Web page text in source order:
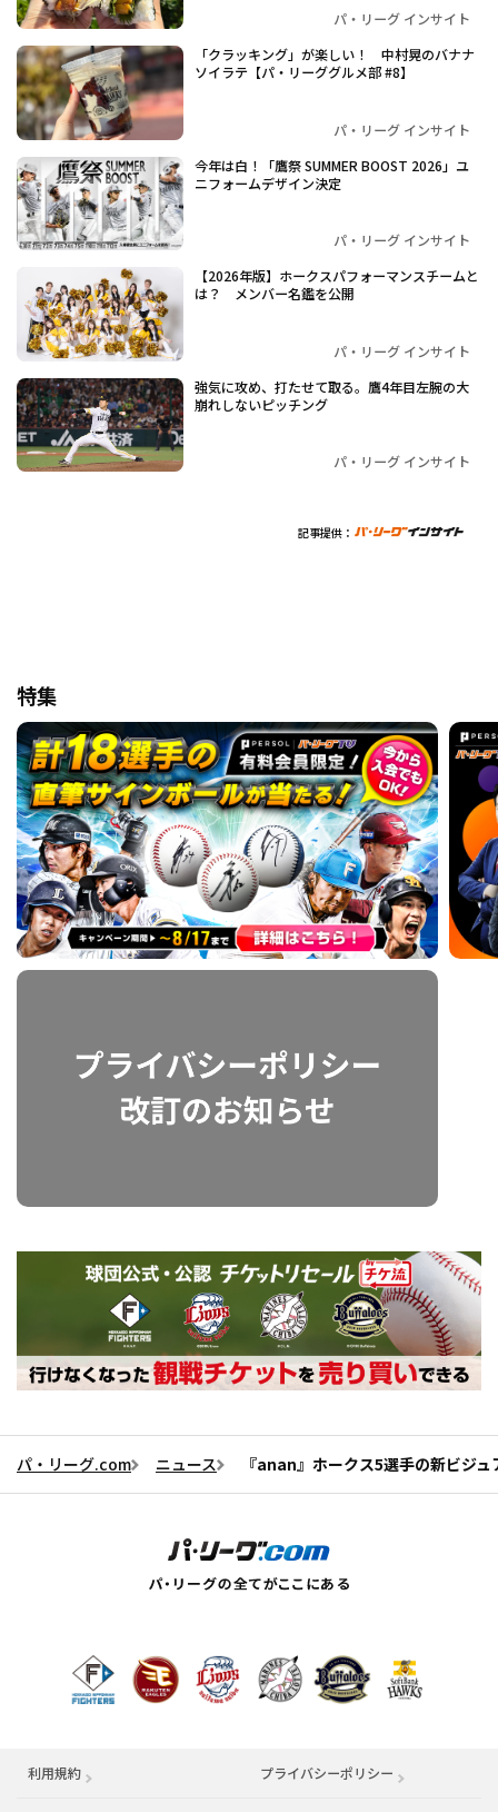
パ・リーグ インサイト
「クラッキング」が楽しい！ 中村晃のバナナ
ソイラテ【パ・リーググルメ部 #8】
パ・リーグ インサイト
今年は白！「鷹祭 SUMMER BOOST 2026」ユ
ニフォームデザイン決定
パ・リーグ インサイト
【2026年版】ホークスパフォーマンスチームと
は？ メンバー名鑑を公開
パ・リーグ インサイト
強気に攻め、打たせて取る。鷹4年目左腕の大
崩れしないピッチング
パ・リーグ インサイト
記事提供：
特集
パ・リーグ.com ニュース 『anan』ホークス5選手の新ビジ
利用規約 プライバシーポリシー